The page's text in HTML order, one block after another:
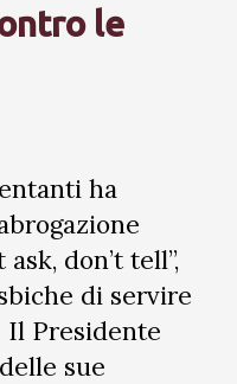
le
ha
ask, don’t tell”,
di servire
Il Presidente
sue